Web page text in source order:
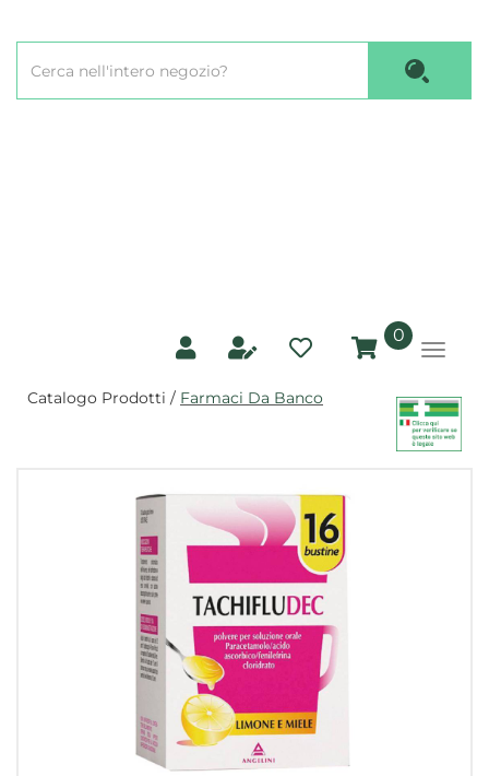
principale
Prodotto
0prodotti
inseriti
Catalogo Prodotti / Farmaci Da Banco